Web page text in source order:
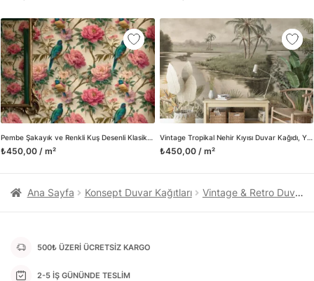
Pembe Şakayık ve Renkli Kuş Desenli Klasik Duvar Kağıdı, Vintage Botanik Sanatsal Duvar Posteri
₺450,00 / m²
Vintage Tropikal Nehir Kıyısı Duvar Kağıdı, Yumuşak Tropikal Nehir İllüstrasyonu Duvar Posteri
₺450,00 / m²
üretimini ve satışını yapmaktadır. Duvar tasarımının önemini
biliyor ve evin en kritik dekorasyon alanı olduğunu kabul
ediyoruz. Bu nedenle ürün yelpazemizi sürekli genişletiyor ve
trendlere ayak uydurmanın yanı sıra yeni trendlerin oluşumunda
da öncü rol üstleniyoruz.
Herhangi bir soru ya da sorununuz olursa bizimle iletişime
geçebilirsiniz.
Ana Sayfa Konsept Duvar Kağıtları Vintage & Retro Duvar Kağıtları
500₺ ÜZERİ ÜCRETSİZ KARGO
2-5 İŞ GÜNÜNDE TESLİM